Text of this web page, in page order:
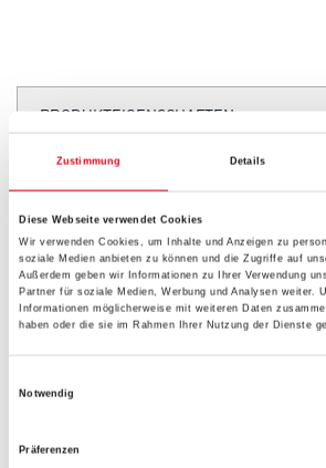
Zustimmung Details
Diese Webseite verwendet Cookies
Wir verwenden Cookies, um Inhalte und Anzeigen zu
soziale Medien anbieten zu können und die Zugriffe auf
Außerdem geben wir Informationen zu Ihrer Verwendung
Partner für soziale Medien, Werbung und Analysen weiter.
Informationen möglicherweise mit weiteren Daten
haben oder die sie im Rahmen Ihrer Nutzung der Dienste
Notwendig
Präferenzen
PRODUKTEIGENSCHAFTEN
Produkteigenschaft
- Extrem schnelltrocknend durch ""Fast
- Extreme Transparenz und seidenmatte
- Extrem UV- und wetterbeständig
Verarbeitungstemp./Luftfeuchte
Verarbeitung und Trocknung nicht bei
und/oder relativer Luftfeuchtigkeit > 80%.
- Staubtrocken nach ca. 2 Stunden